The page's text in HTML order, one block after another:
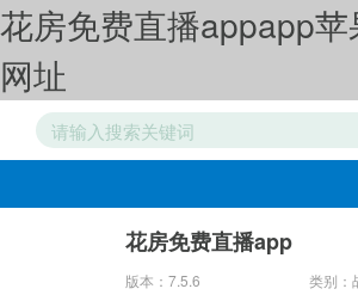
花房免费直播appapp
网址
游戏分类
花房免费直播app
版本：7.5.6
类别：